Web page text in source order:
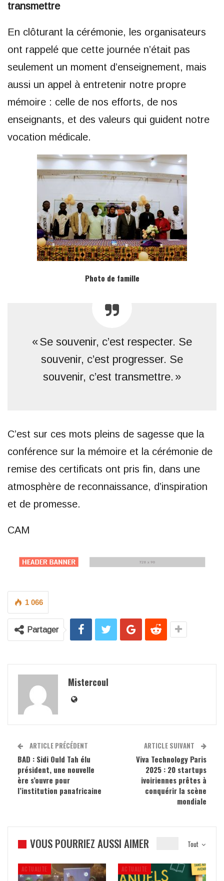
transmettre
En clôturant la cérémonie, les organisateurs
ont rappelé que cette journée n’était pas
seulement un moment d’enseignement, mais
aussi un appel à entretenir notre propre
mémoire : celle de nos efforts, de nos
enseignants, et des valeurs qui guident notre
vocation médicale.
Photo de famille
« Se souvenir, c’est respecter. Se
souvenir, c’est progresser. Se
souvenir, c’est transmettre. »
C’est sur ces mots pleins de sagesse que la
conférence sur la mémoire et la cérémonie de
remise des certificats ont pris fin, dans une
atmosphère de reconnaissance, d’inspiration
et de promesse.
CAM
1 066
Partager
Mistercoul
ARTICLE PRÉCÉDENT
BAD : Sidi Ould Tah élu
président, une nouvelle
ère s’ouvre pour
l’institution panafricaine
ARTICLE SUIVANT
Viva Technology Paris
2025 : 20 startups
ivoiriennes prêtes à
conquérir la scène
mondiale
Tout
VOUS POURRIEZ AUSSI AIMER
ACTUALITE ACTUALITE